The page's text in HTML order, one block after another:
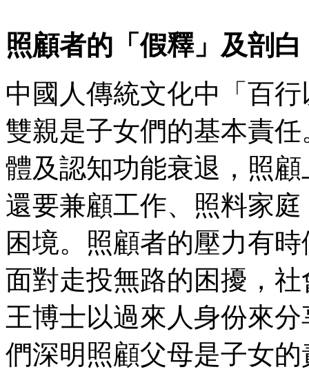
照顧者的「假釋」及剖白
中國人傳統文化中「百
雙親是子女們的基本責
體及認知功能衰退，照
還要兼顧工作、照料家
困境。照顧者的壓力有
面對走投無路的困擾，
王博士以過來人身份來
們深明照顧父母是子女